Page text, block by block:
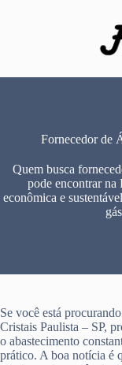
Fornecedor de
Quem busca
pode encontrar na
econômica e
Se você está
Cristais Paulista – SP,
o abastecimento
prático. A boa notícia é